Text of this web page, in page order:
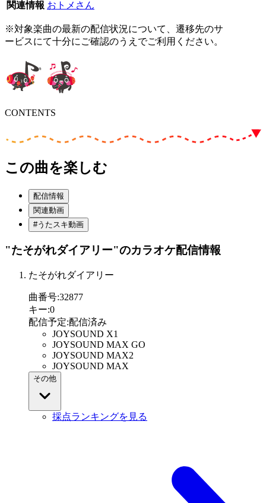
関連情報 おトメさん
※対象楽曲の最新の配信状況について、遷移先のサ
ービスにて十分にご確認のうえでご利用ください。
CONTENTS
この曲を楽しむ
配信情報
関連動画
#うたスキ動画
"たそがれダイアリー"のカラオケ配信情報
たそがれダイアリー
曲番号:32877
キー:0
配信予定:配信済み
JOYSOUND X1
JOYSOUND MAX GO
JOYSOUND MAX2
JOYSOUND MAX
その他
採点ランキングを見る